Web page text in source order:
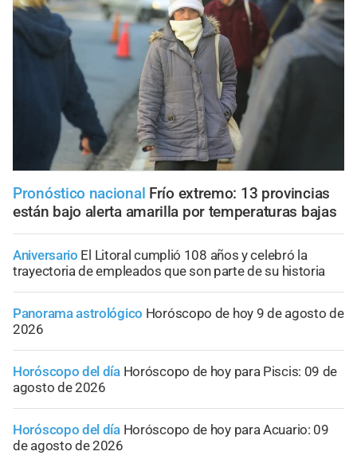
Pronóstico nacional Frío extremo: 13 provincias
están bajo alerta amarilla por temperaturas bajas
Aniversario El Litoral cumplió 108 años y celebró la
trayectoria de empleados que son parte de su historia
Panorama astrológico Horóscopo de hoy 9 de agosto de
2026
Horóscopo del día Horóscopo de hoy para Piscis: 09 de
agosto de 2026
Horóscopo del día Horóscopo de hoy para Acuario: 09
de agosto de 2026